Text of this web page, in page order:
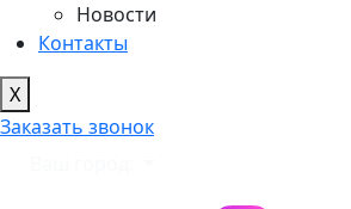
Новости
Контакты
X
Заказать звонок